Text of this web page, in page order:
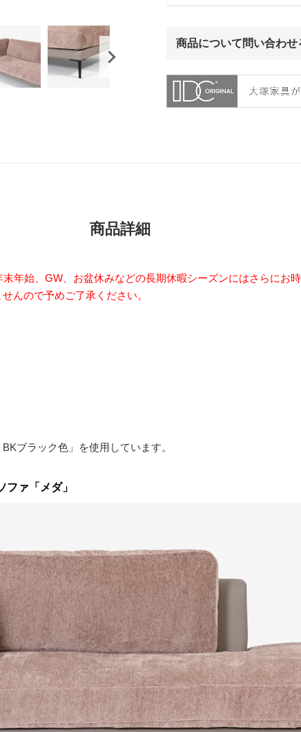
商品について問い合わせ
商品詳細
年始、GW、お盆休みなどの長期休暇シーズンにはさらにお
んので予めご了承ください。
ブラック色」を使用しています。
ァ「メダ」